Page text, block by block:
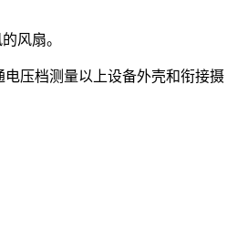
风扇。
压档测量以上设备外壳和衔接摄